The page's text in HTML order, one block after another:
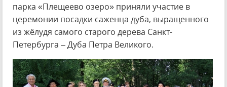
парка «Плещеево озеро» приняли участие в
церемонии посадки саженца дуба, выращенного
из жёлудя самого старого дерева Санкт-
Петербурга – Дуба Петра Великого.